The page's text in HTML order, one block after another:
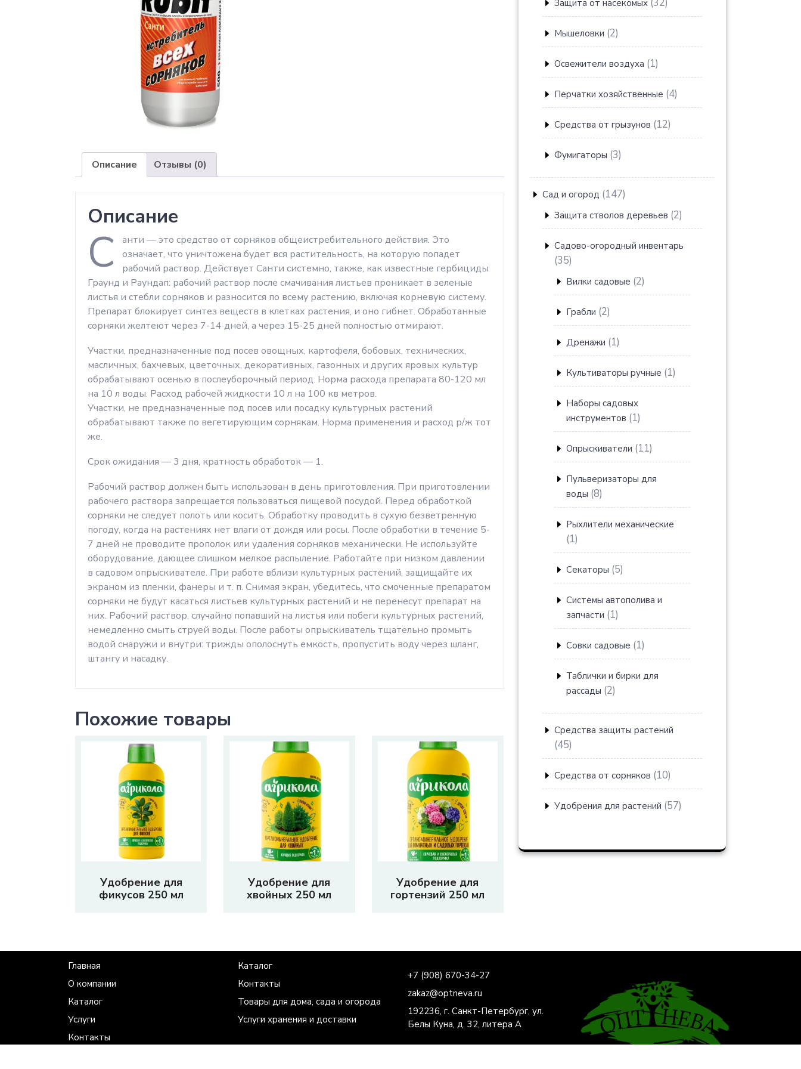
Описание Отзывы (0)
Описание
С
анти — это средство от сорняков общеистребительного действия. Это
означает, что уничтожена будет вся растительность, на которую попадет
рабочий раствор. Действует Санти системно, также, как известные гербициды
Граунд и Раундап: рабочий раствор после смачивания листьев проникает в зеленые
листья и стебли сорняков и разносится по всему растению, включая корневую систему.
Препарат блокирует синтез веществ в клетках растения, и оно гибнет. Обработанные
сорняки желтеют через 7-14 дней, а через 15-25 дней полностью отмирают.
Участки, предназначенные под посев овощных, картофеля, бобовых, технических,
масличных, бахчевых, цветочных, декоративных, газонных и других яровых культур
обрабатывают осенью в послеуборочный период. Норма расхода препарата 80-120 мл
на 10 л воды. Расход рабочей жидкости 10 л на 100 кв метров.
Участки, не предназначенные под посев или посадку культурных растений
обрабатывают также по вегетирующим сорнякам. Норма применения и расход р/ж тот
же.
Срок ожидания — 3 дня, кратность обработок — 1.
Рабочий раствор должен быть использован в день приготовления. При приготовлении
рабочего раствора запрещается пользоваться пищевой посудой. Перед обработкой
сорняки не следует полоть или косить. Обработку проводить в сухую безветренную
погоду, когда на растениях нет влаги от дождя или росы. После обработки в течение 5-
7 дней не проводите прополок или удаления сорняков механически. Не используйте
оборудование, дающее слишком мелкое распыление. Работайте при низком давлении
в садовом опрыскивателе. При работе вблизи культурных растений, защищайте их
экраном из пленки, фанеры и т. п. Снимая экран, убедитесь, что смоченные препаратом
сорняки не будут касаться листьев культурных растений и не перенесут препарат на
них. Рабочий раствор, случайно попавший на листья или побеги культурных растений,
немедленно смыть струей воды. После работы опрыскиватель тщательно промыть
водой снаружи и внутри: трижды ополоснуть емкость, пропустить воду через шланг,
штангу и насадку.
Похожие товары
Удобрение для
фикусов 250 мл
Удобрение для
хвойных 250 мл
Удобрение для
гортензий 250 мл
Защита от насекомых
товара
Мышеловки 22
товара
Освежители воздуха 11
товар
Перчатки хозяйственные 44
товара
Средства от грызунов 1212
товаров
Фумигаторы 33
Сад и огород 147147
Защита стволов деревьев 22
товара
Садово-огородный инвентарь
3535
товаров
Вилки садовые 22
товара
Грабли 22
товара
Дренажи 11
товар
Культиваторы ручные 11
товар
Наборы садовых
инструментов 11
товар
Опрыскиватели 1111
товаров
Пульверизаторы для
воды 88
товаров
Рыхлители механические
11
товар
Секаторы 55
товаров
Системы автополива и
запчасти 11
товар
Совки садовые 11
товар
Таблички и бирки для
рассады 22
Средства защиты растений
4545
товаров
Средства от сорняков 1010
товаров
Удобрения для растений 5757
Главная
О компании
Каталог
Услуги
Контакты
Каталог
Контакты
Товары для дома, сада и огорода
Услуги хранения и доставки
+7 (908) 670-34-27
zakaz@optneva.ru
192236, г. Санкт-Петербург, ул.
Белы Куна, д. 32, литера А